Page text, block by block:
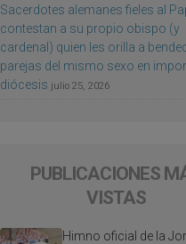
Sacerdotes alemanes fieles al
contestan a su propio obispo (y
cardenal) quien les orilla a
parejas del mismo sexo en
diócesis julio 25, 2026
PUBLICACIONES
VISTAS
Himno oficial de la